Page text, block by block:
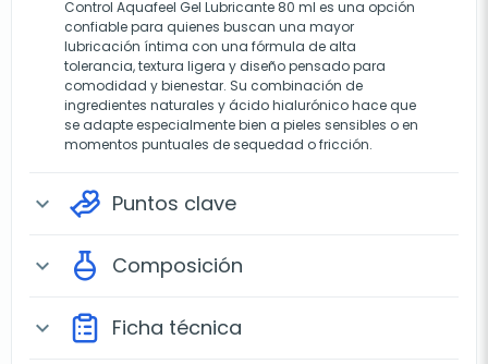
Control Aquafeel Gel Lubricante 80 ml es una opción
confiable para quienes buscan una mayor
lubricación íntima con una fórmula de alta
tolerancia, textura ligera y diseño pensado para
comodidad y bienestar. Su combinación de
ingredientes naturales y ácido hialurónico hace que
se adapte especialmente bien a pieles sensibles o en
momentos puntuales de sequedad o fricción.
expand_more Puntos clave
expand_more Composición
expand_more Ficha técnica